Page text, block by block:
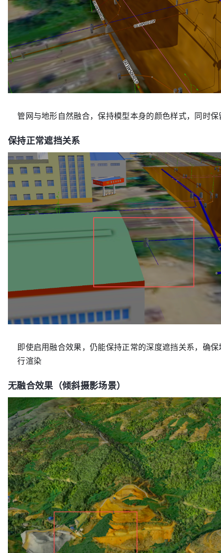
管网与地形自然融合，保持模型本身的颜色样式，同时
保持正常遮挡关系
即使启用融合效果，仍能保持正常的深度遮挡关系，确
行渲染
无融合效果（倾斜摄影场景）